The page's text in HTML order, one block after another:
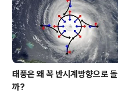
태풍은 왜 꼭 반시계방향으로 돌
까?